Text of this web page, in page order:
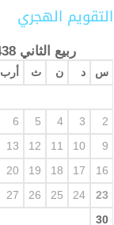
التقويم الهجري
ربيع الثاني 1438
س د ن ث أرب
2
3
4
5
6
9
10
11
12
13
16
17
18
19
20
23
24
25
26
27
30